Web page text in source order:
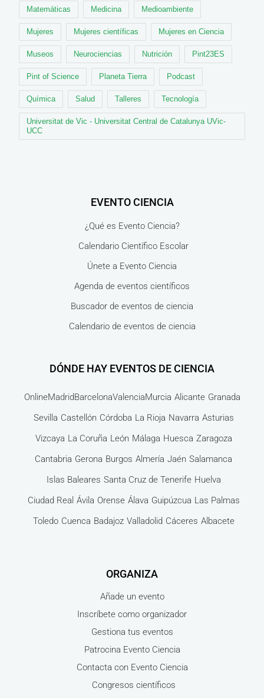
Matemáticas Medicina Medioambiente
Mujeres Mujeres científicas Mujeres en Ciencia
Museos Neurociencias Nutrición Pint23ES
Pint of Science Planeta Tierra Podcast
Química Salud Talleres Tecnología
Universitat de Vic - Universitat Central de Catalunya UVic-
UCC
EVENTO CIENCIA
¿Qué es Evento Ciencia?
Calendario Científico Escolar
Únete a Evento Ciencia
Agenda de eventos científicos
Buscador de eventos de ciencia
Calendario de eventos de ciencia
DÓNDE HAY EVENTOS DE CIENCIA
OnlineMadridBarcelonaValenciaMurcia Alicante Granada
Sevilla Castellón Córdoba La Rioja Navarra Asturias
Vizcaya La Coruña León Málaga Huesca Zaragoza
Cantabria Gerona Burgos Almería Jaén Salamanca
Islas Baleares Santa Cruz de Tenerife Huelva
Ciudad Real Ávila Orense Álava Guipúzcua Las Palmas
Toledo Cuenca Badajoz Valladolid Cáceres Albacete
ORGANIZA
Añade un evento
Inscríbete como organizador
Gestiona tus eventos
Patrocina Evento Ciencia
Contacta con Evento Ciencia
Congresos científicos